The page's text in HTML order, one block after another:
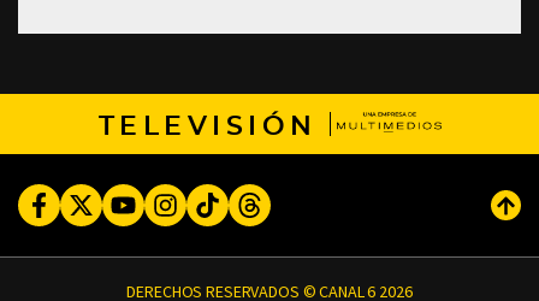
TELEVISIÓN
FacebookTwitterYoutubeInstagram
TikTokThreads
DERECHOS RESERVADOS © CANAL 6 2026